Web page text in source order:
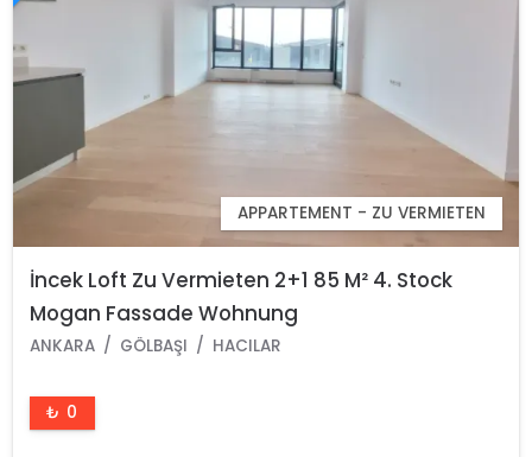
APPARTEMENT - ZU VERMIETEN
İncek Loft Zu Vermieten 2+1 85 M² 4. Stock
Mogan Fassade Wohnung
ANKARA GÖLBAŞI HACILAR
₺ 0